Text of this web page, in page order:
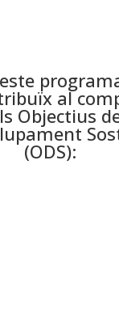
al
Objectius
(ODS):